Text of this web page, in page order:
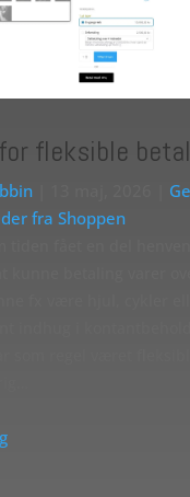
fleksible
|
fra Shoppen